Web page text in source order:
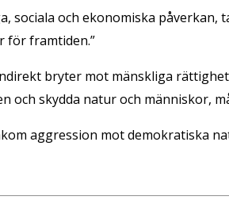
sociala och ekonomiska
för framtiden.”
bryter mot mänskliga
och skydda natur och människor,
aggression mot demokratiska